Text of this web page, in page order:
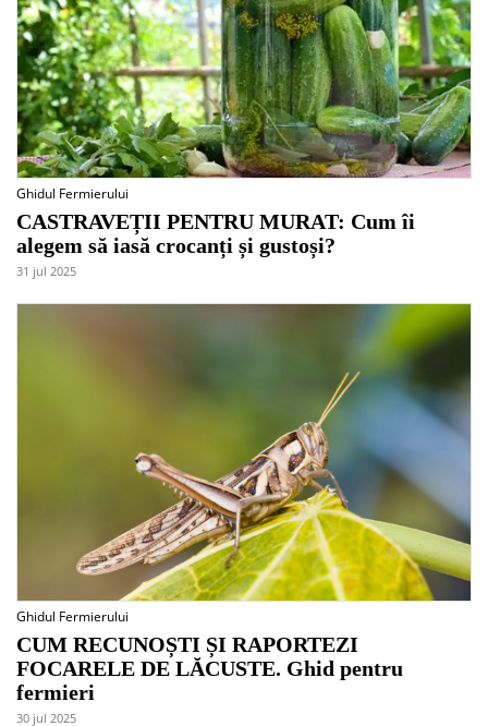
Ghidul Fermierului
CASTRAVEȚII PENTRU MURAT: Cum îi
alegem să iasă crocanți și gustoși?
31 jul 2025
Ghidul Fermierului
CUM RECUNOȘTI ȘI RAPORTEZI
FOCARELE DE LĂCUSTE. Ghid pentru
fermieri
30 jul 2025